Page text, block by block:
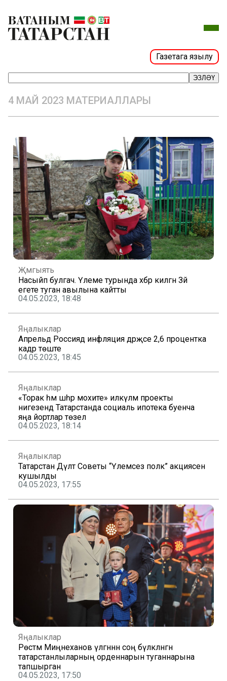
Газетага язылу
ЭЗЛӘҮ
4 МАЙ 2023 МАТЕРИАЛЛАРЫ
Җәмгыять
Насыйп булгач. Үлеме турында хәбәр килгән Зәй
егете туган авылына кайтты
04.05.2023, 18:48
Яңалыклар
Апрельдә Россиядә инфляция дәрәҗәсе 2,6 процентка
кадәр төште
04.05.2023, 18:45
Яңалыклар
«Торак һәм шәһәр мохите» илкүләм проекты
нигезендә Татарстанда социаль ипотека буенча
яңа йортлар төзелә
04.05.2023, 18:14
Яңалыклар
Татарстан Дәүләт Советы “Үлемсез полк” акциясенә
кушылды
04.05.2023, 17:55
Яңалыклар
Рөстәм Миңнеханов үлгәннән соң бүләкләнгән
татарстанлыларның орденнарын туганнарына
тапшырган
04.05.2023, 17:50